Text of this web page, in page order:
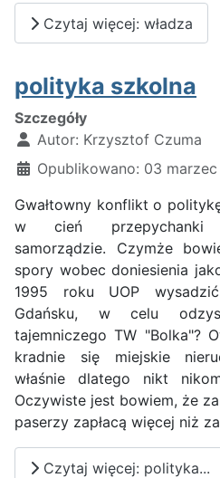
Czytaj więcej: władza
polityka szkolna
Szczegóły
Autor: Krzysztof Czuma
Opublikowano: 03 marzec
Gwałtowny konflikt o
w cień przepychanki
samorządzie. Czymże
spory wobec doniesienia
1995 roku UOP
Gdańsku, w celu
tajemniczego TW "Bolka"?
kradnie się miejskie
właśnie dlatego nikt
Oczywiste jest bowiem, że
paserzy zapłacą więcej niż
Czytaj więcej: polityka...